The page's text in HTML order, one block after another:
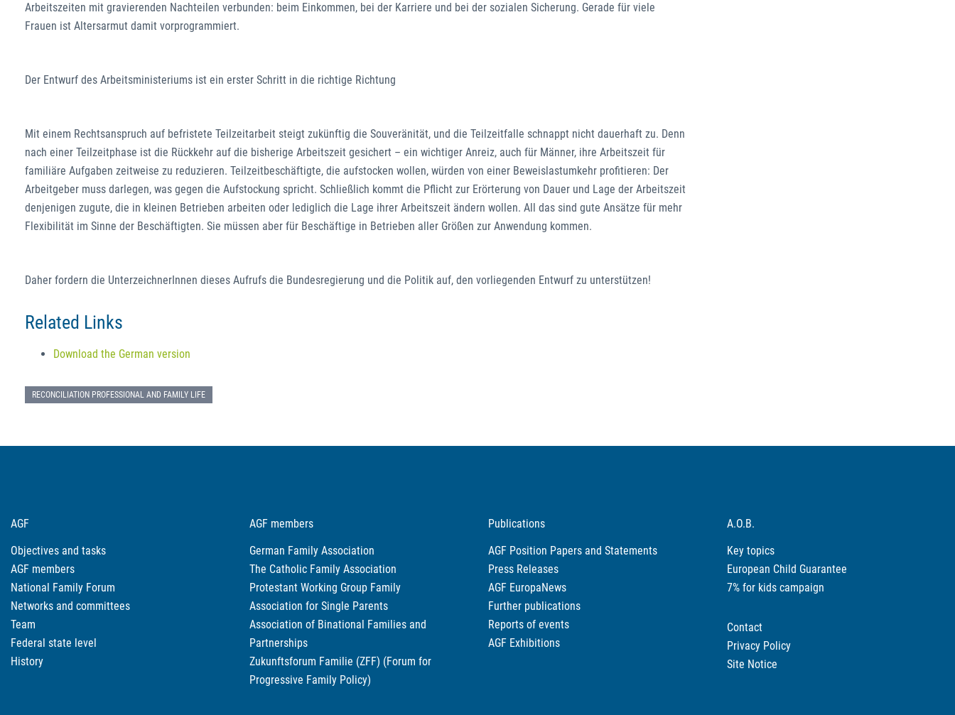
Arbeitszeiten mit gravierenden Nachteilen verbunden: beim Einkommen, bei der Karriere und bei der sozialen Sicherung. Gerade für viele
Frauen ist Altersarmut damit vorprogrammiert.
Der Entwurf des Arbeitsministeriums ist ein erster Schritt in die richtige Richtung
Mit einem Rechtsanspruch auf befristete Teilzeitarbeit steigt zukünftig die Souveränität, und die Teilzeitfalle schnappt nicht dauerhaft zu. Denn
nach einer Teilzeitphase ist die Rückkehr auf die bisherige Arbeitszeit gesichert – ein wichtiger Anreiz, auch für Männer, ihre Arbeitszeit für
familiäre Aufgaben zeitweise zu reduzieren. Teilzeitbeschäftigte, die aufstocken wollen, würden von einer Beweislastumkehr profitieren: Der
Arbeitgeber muss darlegen, was gegen die Aufstockung spricht. Schließlich kommt die Pflicht zur Erörterung von Dauer und Lage der Arbeitszeit
denjenigen zugute, die in kleinen Betrieben arbeiten oder lediglich die Lage ihrer Arbeitszeit ändern wollen. All das sind gute Ansätze für mehr
Flexibilität im Sinne der Beschäftigten. Sie müssen aber für Beschäftige in Betrieben aller Größen zur Anwendung kommen.
Daher fordern die UnterzeichnerInnen dieses Aufrufs die Bundesregierung und die Politik auf, den vorliegenden Entwurf zu unterstützen!
Related Links
Download the German version
RECONCILIATION PROFESSIONAL AND FAMILY LIFE
AGF
Objectives and tasks
AGF members
National Family Forum
Networks and committees
Team
Federal state level
History
AGF members
German Family Association
The Catholic Family Association
Protestant Working Group Family
Association for Single Parents
Association of Binational Families and
Partnerships
Zukunftsforum Familie (ZFF) (Forum for
Progressive Family Policy)
Publications
AGF Position Papers and Statements
Press Releases
AGF EuropaNews
Further publications
Reports of events
AGF Exhibitions
A.O.B.
Key topics
European Child Guarantee
7% for kids campaign
Contact
Privacy Policy
Site Notice